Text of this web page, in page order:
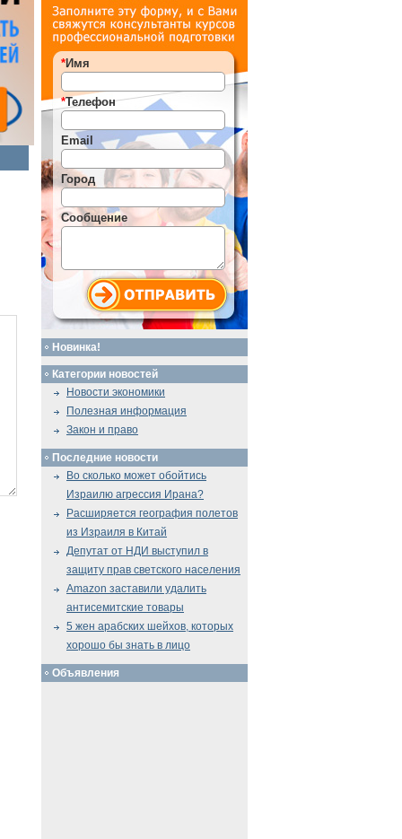
*Имя
*Телефон
Email
Город
Сообщение
Новинка!
Категории новостей
Новости экономики
Полезная информация
Закон и право
Последние новости
Во сколько может обойтись
Израилю агрессия Ирана?
Расширяется география полетов
из Израиля в Китай
Депутат от НДИ выступил в
защиту прав светского населения
Amazon заставили удалить
антисемитские товары
5 жен арабских шейхов, которых
хорошо бы знать в лицо
Объявления